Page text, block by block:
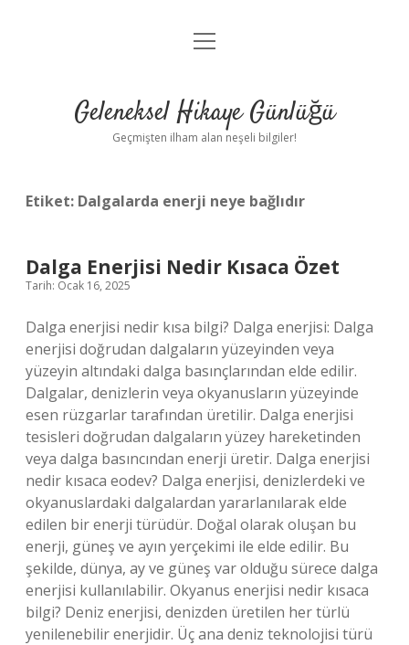
Anasayfa
Yasal Uyarı
menüyü
Geleneksel Hikaye Günlüğü
Geçmişten ilham alan neşeli bilgiler!
Etiket: Dalgalarda enerji neye bağlıdır
Dalga Enerjisi Nedir Kısaca Özet
Tarih: Ocak 16, 2025
Dalga enerjisi nedir kısa bilgi? Dalga enerjisi: Dalga
enerjisi doğrudan dalgaların yüzeyinden veya
yüzeyin altındaki dalga basınçlarından elde edilir.
Dalgalar, denizlerin veya okyanusların yüzeyinde
esen rüzgarlar tarafından üretilir. Dalga enerjisi
tesisleri doğrudan dalgaların yüzey hareketinden
veya dalga basıncından enerji üretir. Dalga enerjisi
nedir kısaca eodev? Dalga enerjisi, denizlerdeki ve
okyanuslardaki dalgalardan yararlanılarak elde
edilen bir enerji türüdür. Doğal olarak oluşan bu
enerji, güneş ve ayın yerçekimi ile elde edilir. Bu
şekilde, dünya, ay ve güneş var olduğu sürece dalga
enerjisi kullanılabilir. Okyanus enerjisi nedir kısaca
bilgi? Deniz enerjisi, denizden üretilen her türlü
yenilenebilir enerjidir. Üç ana deniz teknolojisi türü